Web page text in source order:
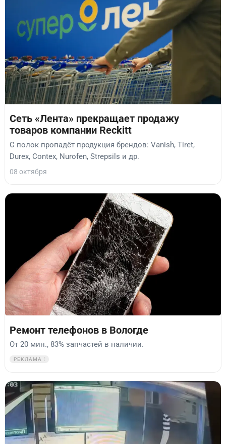
Сеть «Лента» прекращает продажу
товаров компании Reckitt
С полок пропадёт продукция брендов: Vanish, Tiret,
Durex, Contex, Nurofen, Strepsils и др.
08 октября
Ремонт телефонов в Вологде
От 20 мин., 83% запчастей в наличии.
РЕКЛАМА